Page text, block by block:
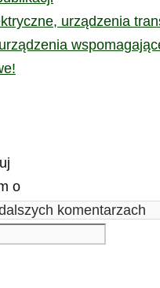
urządzenia
o